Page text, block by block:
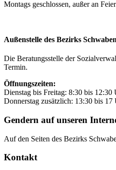
Montags geschlossen, außer an
Außenstelle des Bezirks Schwaben
Die Beratungsstelle der
Termin.
Öffnungszeiten:
Dienstag bis Freitag: 8:30 bis 12:30
Donnerstag zusätzlich: 13:30 bis 17
Gendern auf unseren
Auf den Seiten des Bezirks
Kontakt